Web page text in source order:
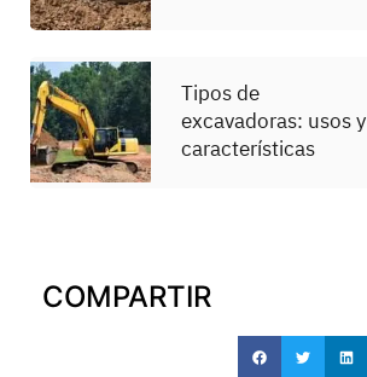
Tipos de
excavadoras: usos y
características
COMPARTIR